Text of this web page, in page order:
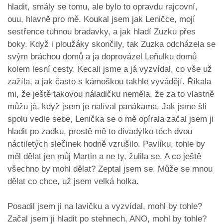
hladit, smály se tomu, ale bylo to opravdu rajcovní,
ouu, hlavně pro mě. Koukal jsem jak Leničce, mojí
sestřence tuhnou bradavky, a jak hladí Zuzku přes
boky. Když i ploužáky skončily, tak Zuzka odcházela se
svým bráchou domů a ja doprovázel Leňulku domů
kolem lesní cesty. Kecali jsme a já vyzvídal, co vše už
zažíla, a jak často s kámoškou takhle vyvádějí. Říkala
mi, že ještě takovou náladičku neměla, že za to vlastně
můžu já, když jsem je nalíval panákama. Jak jsme šli
spolu vedle sebe, Lenička se o mě opírala začal jsem ji
hladit po zadku, prostě mě to divadýlko těch dvou
náctiletých slečinek hodně vzrušilo. Pavlíku, tohle by
měl dělat jen můj Martin a ne ty, žulila se. A co ještě
všechno by mohl dělat? Zeptal jsem se. Může se mnou
dělat co chce, už jsem velká holka.
Posadil jsem ji na lavičku a vyzvídal, mohl by tohle?
Začal jsem ji hladit po stehnech, ANO, mohl by tohle?